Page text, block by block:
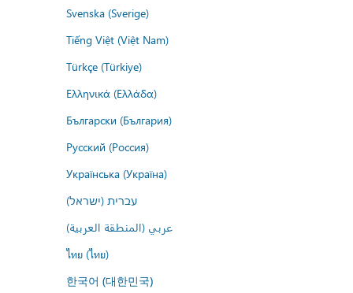
Svenska (Sverige)
Tiếng Việt (Việt Nam)
Türkçe (Türkiye)
Ελληνικά (Ελλάδα)
Български (България)
Русский (Россия)
Українська (Україна)
עברית (ישראל)
عربي (المنطقة العربية)
ไทย (ไทย)
한국어 (대한민국)